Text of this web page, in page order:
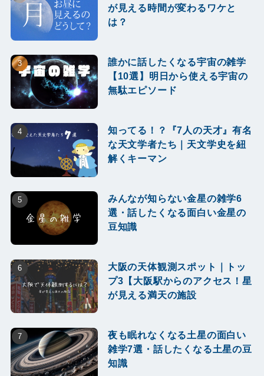
が見える時間が変わるワケと
は？
誰かに話したくなる宇宙の雑学
【10選】明日から使える宇宙の
無駄エピソード
知ってる！？『7人の天才』有名
な天文学者たち｜天文学史を紐
解くキーマン
みんなが知らない金星の雑学6
選・話したくなる面白い金星の
豆知識
大阪の天体観測スポット｜トッ
プ3【大阪駅からのアクセス！星
が見える満天の施設
夜も眠れなくなる土星の面白い
雑学7選・話したくなる土星の豆
知識